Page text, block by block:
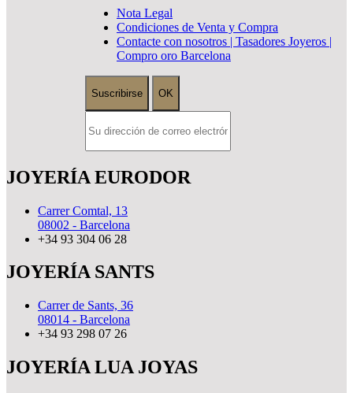
Nota Legal
Condiciones de Venta y Compra
Contacte con nosotros | Tasadores Joyeros |
Compro oro Barcelona
JOYERÍA EURODOR
Carrer Comtal, 13
08002 - Barcelona
+34 93 304 06 28
JOYERÍA SANTS
Carrer de Sants, 36
08014 - Barcelona
+34 93 298 07 26
JOYERÍA LUA JOYAS